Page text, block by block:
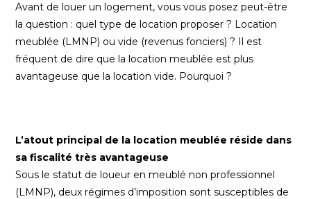
Avant de louer un logement, vous vous posez peut-être
la question : quel type de location proposer ? Location
meublée (LMNP) ou vide (revenus fonciers) ? Il est
fréquent de dire que la location meublée est plus
avantageuse que la location vide. Pourquoi ?
L’atout principal de la location meublée réside dans
sa fiscalité très avantageuse
Sous le statut de loueur en meublé non professionnel
(LMNP), deux régimes d’imposition sont susceptibles de